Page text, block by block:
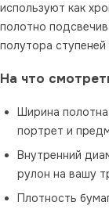
используют как
полотно
полутора
На что
Ширина
портрет и
Внутренний
рулон на вашу
Плотность